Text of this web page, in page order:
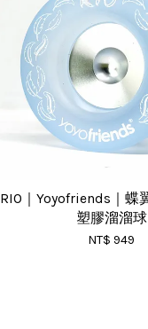
RIO｜Yoyofriends｜蝶
塑膠溜溜球
NT$ 949